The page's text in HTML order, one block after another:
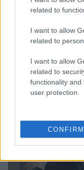
related to
I want to allow
related to
I want to allow
related to
functionality
user protection.
CONFIRM
Come scegliere le
e performance
Marco Tessari · 8 Ago 2026